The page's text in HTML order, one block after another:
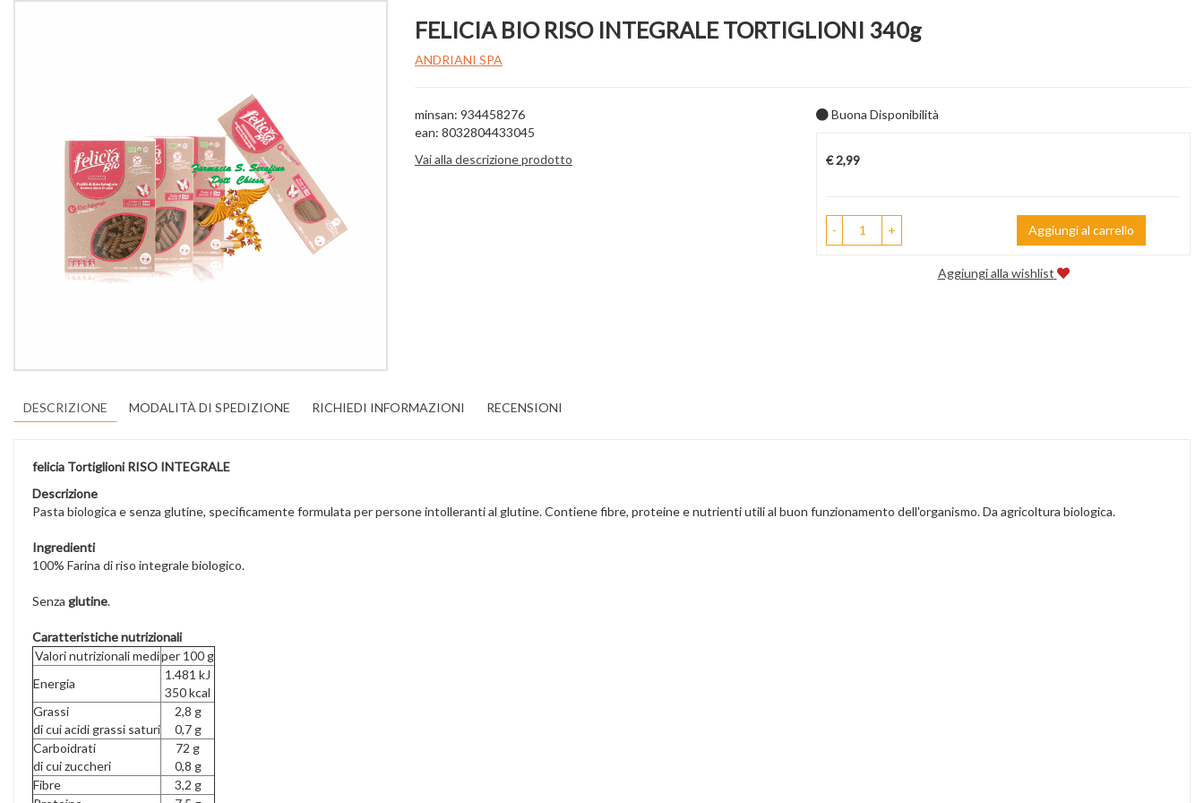
FELICIA BIO RISO INTEGRALE TORTIGLIONI 340g
ANDRIANI SPA
minsan: 934458276
ean: 8032804433045
Vai alla descrizione prodotto
Buona Disponibilità
Prezzo
€ 2,99
- + Aggiungi al carrello
Aggiungi alla wishlist
DESCRIZIONE MODALITÀ DI SPEDIZIONE RICHIEDI INFORMAZIONI RECENSIONI
felicia Tortiglioni RISO INTEGRALE
Descrizione
Pasta biologica e senza glutine, specificamente formulata per persone intolleranti al glutine. Contiene fibre, proteine e nutrienti utili al buon funzionamento dell'organismo. Da agricoltura biologica.
Ingredienti
100% Farina di riso integrale biologico.
Senza glutine.
Caratteristiche nutrizionali
Valori nutrizionali mediper 100 g
Energia
1.481 kJ
350 kcal
Grassi
di cui acidi grassi saturi
2,8 g
0,7 g
Carboidrati
di cui zuccheri
72 g
0,8 g
Fibre
3,2 g